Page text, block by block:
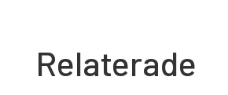
Relaterade